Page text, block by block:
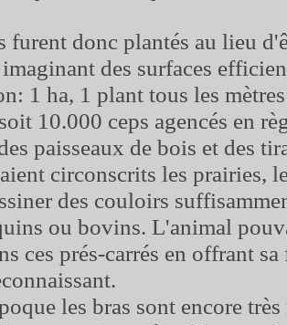
furent donc plantés au lieu
des surfaces
1 ha, 1 plant tous les
10.000 ceps agencés en
paisseaux de bois et des
circonscrits les prairies,
des couloirs
ou bovins. L'animal
ces prés-carrés en offrant sa
les bras sont encore